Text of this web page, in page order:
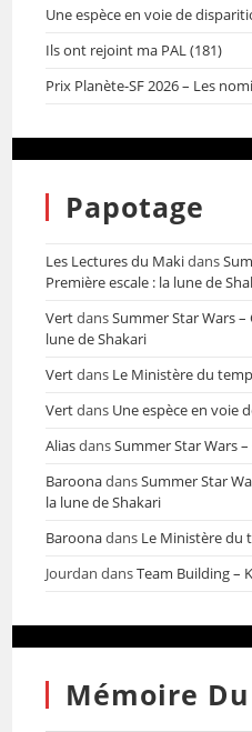
Une espèce en voie de
Ils ont rejoint ma PAL (181)
Prix Planète-SF 2026 – Les
Papotage
Les Lectures du Makidans
Première escale : la lune de
VertdansSummer Star Wars –
lune de Shakari
Vertdans Le Ministère du
Vertdans Une espèce en voie
AliasdansSummer Star Wars
BaroonadansSummer Star
la lune de Shakari
Baroonadans Le Ministère du
Jourdan dansTeam Building –
Mémoire